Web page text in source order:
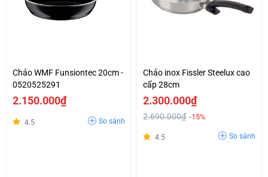
Chảo WMF Funsiontec 20cm -
0520525291
2.150.000₫
4.5 So sánh
Chảo inox Fissler Steelux cao
cấp 28cm
2.300.000₫
2.690.000₫ -15%
4.5 So sánh